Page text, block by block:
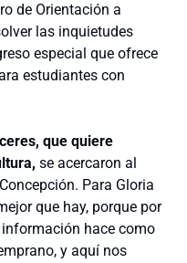
de Orientación a
las inquietudes
especial que ofrece
estudiantes con
que quiere
se acercaron al
Para Gloria
que hay, porque por
hace como
y aquí nos